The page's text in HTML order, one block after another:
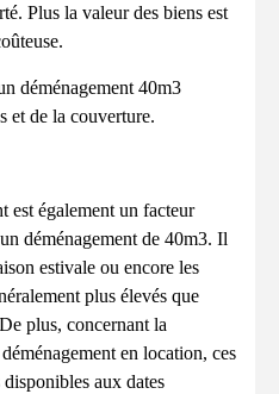
Plus la valeur des biens est
déménagement 40m3
et de la couverture.
est également un facteur
déménagement de 40m3. Il
estivale ou encore les
plus élevés que
plus, concernant la
en location, ces
aux dates